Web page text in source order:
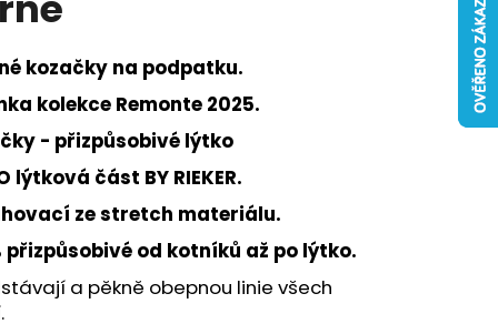
kozačky na podpatku.
kolekce Remonte 2025.
- přizpůsobivé lýtko
lýtková část BY RIEKER.
ze stretch materiálu.
přizpůsobivé od kotníků až po lýtko.
a pěkně obepnou linie všech
SANDÁLY NA
710221-08